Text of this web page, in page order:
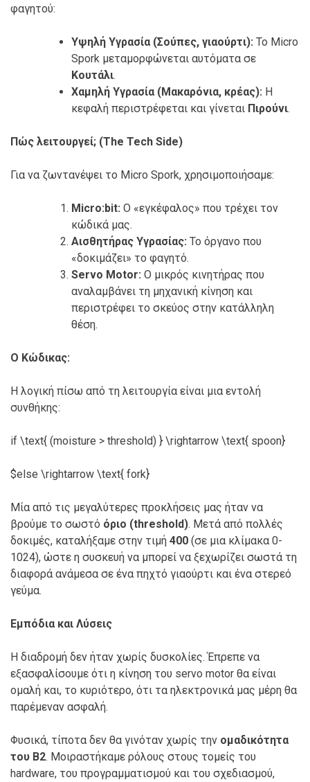
φαγητού:
Υψηλή Υγρασία (Σούπες, γιαούρτι): Το Micro
Spork μεταμορφώνεται αυτόματα σε
Κουτάλι.
Χαμηλή Υγρασία (Μακαρόνια, κρέας): Η
κεφαλή περιστρέφεται και γίνεται Πιρούνι.
Πώς λειτουργεί; (The Tech Side)
Για να ζωντανέψει το Micro Spork, χρησιμοποιήσαμε:
Micro:bit: Ο «εγκέφαλος» που τρέχει τον
κώδικά μας.
Αισθητήρας Υγρασίας: Το όργανο που
«δοκιμάζει» το φαγητό.
Servo Motor: Ο μικρός κινητήρας που
αναλαμβάνει τη μηχανική κίνηση και
περιστρέφει το σκεύος στην κατάλληλη
θέση.
Ο Κώδικας:
Η λογική πίσω από τη λειτουργία είναι μια εντολή
συνθήκης:
if \text{ (moisture > threshold) } \rightarrow \text{ spoon}
$else \rightarrow \text{ fork}
Μία από τις μεγαλύτερες προκλήσεις μας ήταν να
βρούμε το σωστό όριο (threshold). Μετά από πολλές
δοκιμές, καταλήξαμε στην τιμή 400 (σε μια κλίμακα 0-
1024), ώστε η συσκευή να μπορεί να ξεχωρίζει σωστά τη
διαφορά ανάμεσα σε ένα πηχτό γιαούρτι και ένα στερεό
γεύμα.
Εμπόδια και Λύσεις
Η διαδρομή δεν ήταν χωρίς δυσκολίες. Έπρεπε να
εξασφαλίσουμε ότι η κίνηση του servo motor θα είναι
ομαλή και, το κυριότερο, ότι τα ηλεκτρονικά μας μέρη θα
παρέμεναν ασφαλή.
Φυσικά, τίποτα δεν θα γινόταν χωρίς την ομαδικότητα
του Β2. Μοιραστήκαμε ρόλους στους τομείς του
hardware, του προγραμματισμού και του σχεδιασμού,